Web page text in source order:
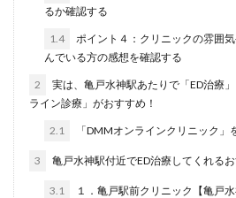
るか確認する
1.4
ポイント４：クリニックの雰囲
んでいる方の感想を確認する
2
実は、亀戸水神駅あたりで「ED治療
ライン診療」がおすすめ！
2.1 「DMMオンラインクリニック」
3 亀戸水神駅付近でED治療してくれる
3.1 １．亀戸駅前クリニック【亀戸